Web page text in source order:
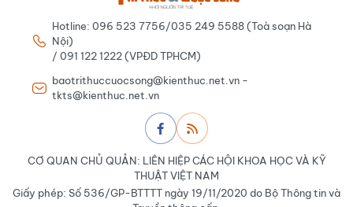
Hotline: 096 523 7756/035 249 5588 (Toà soạn Hà
Nội)
/ 091 122 1222 (VPĐD TPHCM)
baotrithuccuocsong@kienthuc.net.vn -
tkts@kienthuc.net.vn
CƠ QUAN CHỦ QUẢN: LIÊN HIỆP CÁC HỘI KHOA HỌC VÀ KỸ
THUẬT VIỆT NAM
Giấy phép: Số 536/GP-BTTTT ngày 19/11/2020 do Bộ Thông tin và